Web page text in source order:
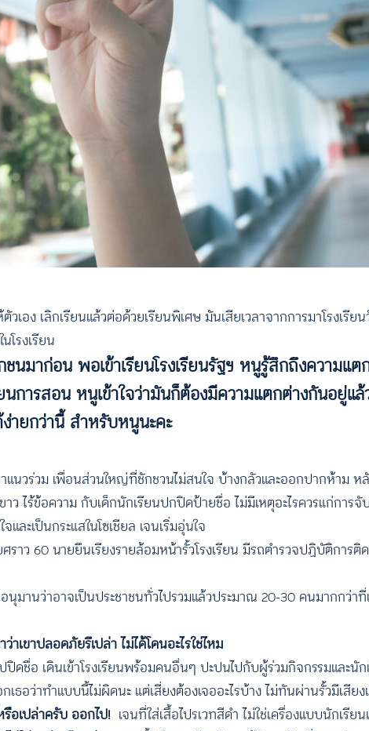
เอง เลิกเรียนแล้วต่อด้วยเรียนพิเศษ มันเสียเวลาจากการมาโรงเรีย
โรงเรียน
นมาก่อน พอเข้าเรียนโรงเรียนรัฐฯ หนูรู้สึกถึงความแต
นการสอน หนูเข้าใจว่ามันก็ต้องมีความแตกต่างกันอยู่แ
ายกว่านี้ สำหรับหนูนะคะ
แนวร่วม เพื่อนส่วนใหญ่ที่ชักชวนไม่สนใจ บ้างกลัวและออกปากห้าม
ว ไร้ข้อความ กับเด็กนักเรียนปกปิดป้ายชื่อ ไม่มีเหตุอะไรควรแก่การ
ะเป็นกระแสในโซเชียล เจนเริ่มอุ่นใจ
าว 60 นายยืนเรียงรายล้อมหน้ารั้วโรงเรียน มีรถตำรวจปฏิบัติการติ
มานว่าอาจเป็นประชาชนทั่วไปรวมแล้วประมาณ 20-30 คนมากกว่า
ขาปลอดภัยรึเปล่า ไม่ได้โดนอะไรใช่ไหม
อ เดินเข้าโรงเรียนพร้อมคนอื่นๆ ปะปนไปกับผู้ร่วมกิจกรรมและนัก
ธอว่าทำแบบนี้ไม่ผิดนะ แต่เสี่ยงต้องเจออะไรบ้าง ไม่ทันผ่านรั้วมีเสียง
อเปล่าครับ ออกไป! เจนที่ใส่เสื้อไปรเวทสีดำ ไม่ใช่เครื่องแบบนักเรีย